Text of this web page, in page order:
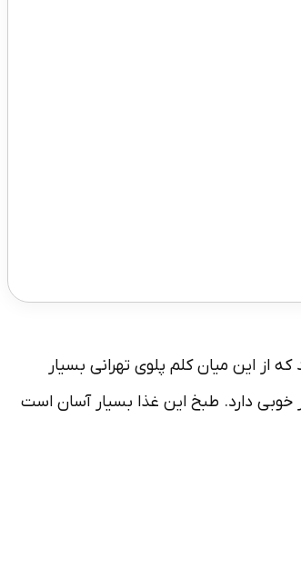
از این میان کلم پلوی تهرانی بسیار
دارد. طبخ این غذا بسیار آسان است